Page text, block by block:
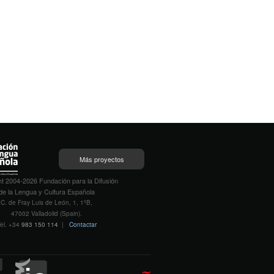
Más proyectos
2004-2026 Fundación para la Difusión
la Lengua y Cultura Española
C. de Fray Luis de León, 1, 1ºB,
47002 Valladolid (Spain).
+34 983 150 114 | Contactar